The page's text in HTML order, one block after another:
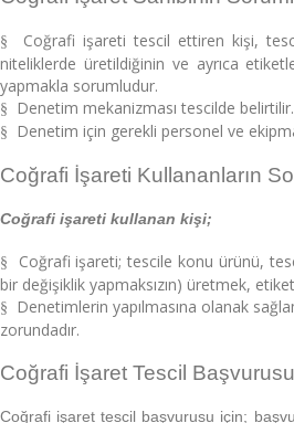
§
Coğrafi işareti tescil ettiren kişi,
niteliklerde üretildiğinin ve ayrıca
yapmakla sorumludur.
§ Denetim mekanizması tescilde belirtilir.
§ Denetim için gerekli personel ve
Coğrafi İşareti Kullananların
Coğrafi işareti kullanan kişi;
§
Coğrafi işareti; tescile konu ürünü,
bir değişiklik yapmaksızın) üretmek,
§
Denetimlerin yapılmasına olanak
zorundadır.
Coğrafi İşaret Tescil Başvurusu
Coğrafi işaret tescil başvurusu için;